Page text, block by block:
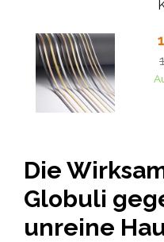
Die
Globuli
unreine